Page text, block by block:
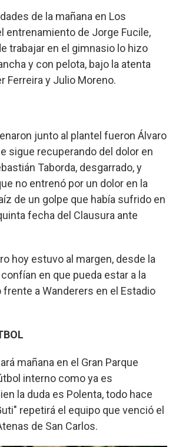
de la mañana en Los
entrenamiento de Jorge Fucile,
trabajar en el gimnasio lo hizo
y con pelota, bajo la atenta
Ferreira y Julio Moreno.
junto al plantel fueron Álvaro
sigue recuperando del dolor en
Taborda, desgarrado, y
no entrenó por un dolor en la
de un golpe que había sufrido en
fecha del Clausura ante
hoy estuvo al margen, desde la
en que pueda estar a la
frente a Wanderers en el Estadio
mañana en el Gran Parque
interno como ya es
la duda es Polenta, todo hace
repetirá el equipo que venció el
de San Carlos.